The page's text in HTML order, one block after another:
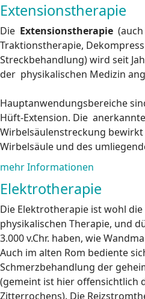
Extensionstherapie
Die Extensionstherapie
Traktionstherapie,
Streckbehandlung) wird seit
der physikalischen Medizin
Hauptanwendungsbereiche
Hüft-Extension. Die
Wirbelsäulenstreckung
Wirbelsäule und des
mehr Informationen
Elektrotherapie
Die Elektrotherapie ist wohl
physikalischen Therapie, und
3.000 v.Chr. haben, wie
Auch im alten Rom bediente
Schmerzbehandlung der
(gemeint ist hier offensichtlich
Zitterrochens). Die